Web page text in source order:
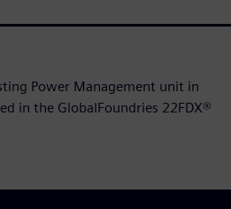
Power Management unit in
in the GlobalFoundries 22FDX®